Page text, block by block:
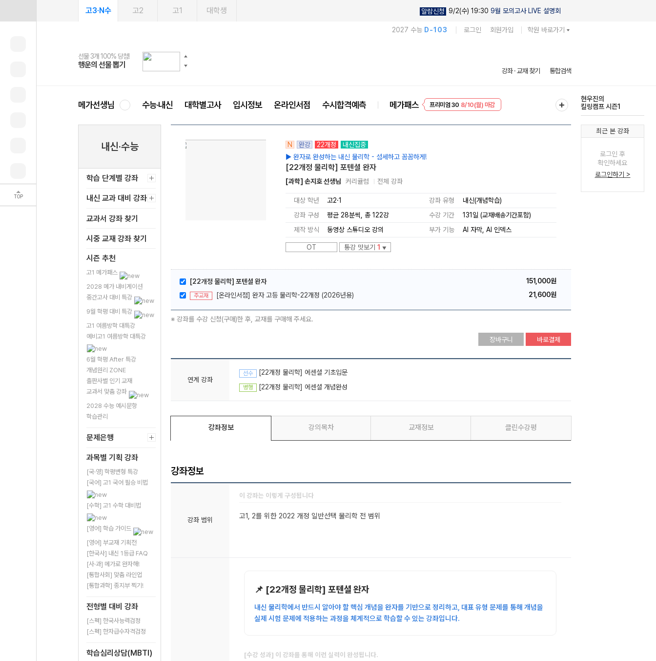
TOP
고3·N수 고2 고1 대학생 알람신청 9/2(수) 19:30 9월 모의고사 LIVE 설명회
2027 수능 D-103 로그인 회원가입 학원 바로가기
메가스터디
선물 3개 100% 당첨!
행운의 선물 뽑기
선물 100% 증정!
메가스터디 X 올리브
여름방학 스터디 캐시백
메가런 썸머스쿨
2027 러셀 단과
강사 공개선발
스마트러닝앱
설문 EVENT
메가패스
3일 무료 체험권
메가패스 수강생 무료혜택!
메가클럽 멤버십
사회공헌 캠페인
희망이룸 메가나눔
강좌 · 교재 찾기 통합검색
메가선생님 수능·내신 대학별고사 입시정보 온라인서점 수시합격예측 메가패스
프리미엄 30 8/10(월) 마감
현우진의
킬링캠프 시즌1
내신·수능
학습 단계별 강좌
내신 교과 대비 강좌
교과서 강좌 찾기
시중 교재 강좌 찾기
시즌 추천
고1 메가패스
2028 메가 내비게이션
중간고사 대비 특강
9월 학평 대비 특강
고1 여름방학 대특강
예비고1 여름방학 대특강
6월 학평 After 특강
개념원리 ZONE
출판사별 인기 교재
교과서 맞춤 강좌
2028 수능 예시문항
학습관리
문제은행
과목별 기획 강좌
[국·영] 학평변형 특강
[국어] 고1 국어 필승 비법
[수학] 고1 수학 대비법
[영어] 학습 가이드
[영어] 부교재 기획전
[한국사] 내신 1등급 FAQ
[사·과] 메가로 완자해!
[통합사회] 맞춤 라인업
[통합과학] 종지부 찍기!
전형별 대비 강좌
[스펙] 한국사능력검정
[스펙] 한자급수자격검정
학습심리상담(MBTI)
N 완강 22개정
내신집중
▶ 완자로 완성하는 내신 물리학 - 섬세하고 꼼꼼하게!
[22개정 물리학] 포텐셜 완자
[과학] 손지호 선생님 커리큘럼 전체 강좌
대상 학년 고2·1 강좌 유형
내신(개념학습)
강좌 구성
평균 28분씩, 총 122강 수강 기간
131일 (교재배송기간포함)
제작 방식
동영상 스튜디오 강의 부가 기능 AI 자막 AI 인덱스
OT 통강 맛보기 1 ▼
[22개정 물리학] 포텐셜 완자 151,000원
주교재 [온라인서점] 완자 고등 물리학-22개정 (2026년용) 21,600원
※ 강좌를 수강 신청(구매)한 후, 교재를 구매해 주세요.
장바구니 바로결제
연계 강좌
선수 [22개정 물리학] 에센셜 기초입문
병행 [22개정 물리학] 에센셜 개념완성
강좌정보 강의목차 교재정보 클린수강평
강좌정보
강좌 범위
이 강좌는 이렇게 구성됩니다
고1, 2를 위한 2022 개정 일반선택 물리학 전 범위
📌 [22개정 물리학] 포텐셜 완자
내신 물리학에서 반드시 알아야 할 핵심 개념을 완자를 기반으로 정리하고, 대표 유형 문제를 통해 개념을
실제 시험 문제에 적용하는 과정을 체계적으로 학습할 수 있는 강좌입니다.
[수강 성과] 이 강좌를 통해 이런 실력이 완성됩니다.
최근 본 강좌
로그인 후
확인하세요
로그인하기 >